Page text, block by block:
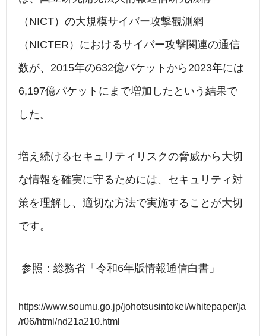
（NICT）の大規模サイバー攻撃観測網
（NICTER）におけるサイバー攻撃関連の通信
数が、2015年の632億パケットから2023年には
6,197億パケットにまで増加したという結果で
した。
増え続けるセキュリティリスクの脅威から大切
な情報を確実に守るためには、セキュリティ対
策を理解し、適切な方法で実施することが大切
です。
参照：総務省「令和6年版情報通信白書」
https://www.soumu.go.jp/johotsusintokei/whitepaper/ja
/r06/html/nd21a210.html